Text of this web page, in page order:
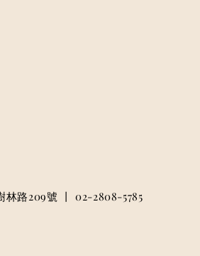
林路209號 丨 02-2808-5785